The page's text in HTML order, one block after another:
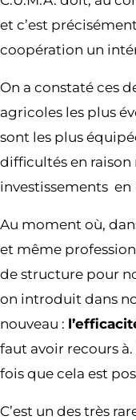
et c’est
coopération un
On a constaté ces
agricoles les plus
sont les plus
difficultés en
investissements
Au moment où,
et même
de structure pour
on introduit dans
nouveau :
faut avoir recours
fois que cela est
C’est un des très